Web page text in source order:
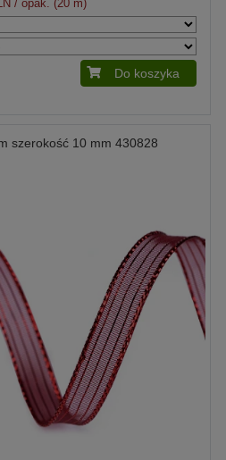
/ opak. (20 m)
Do koszyka
szerokość 10 mm 430828